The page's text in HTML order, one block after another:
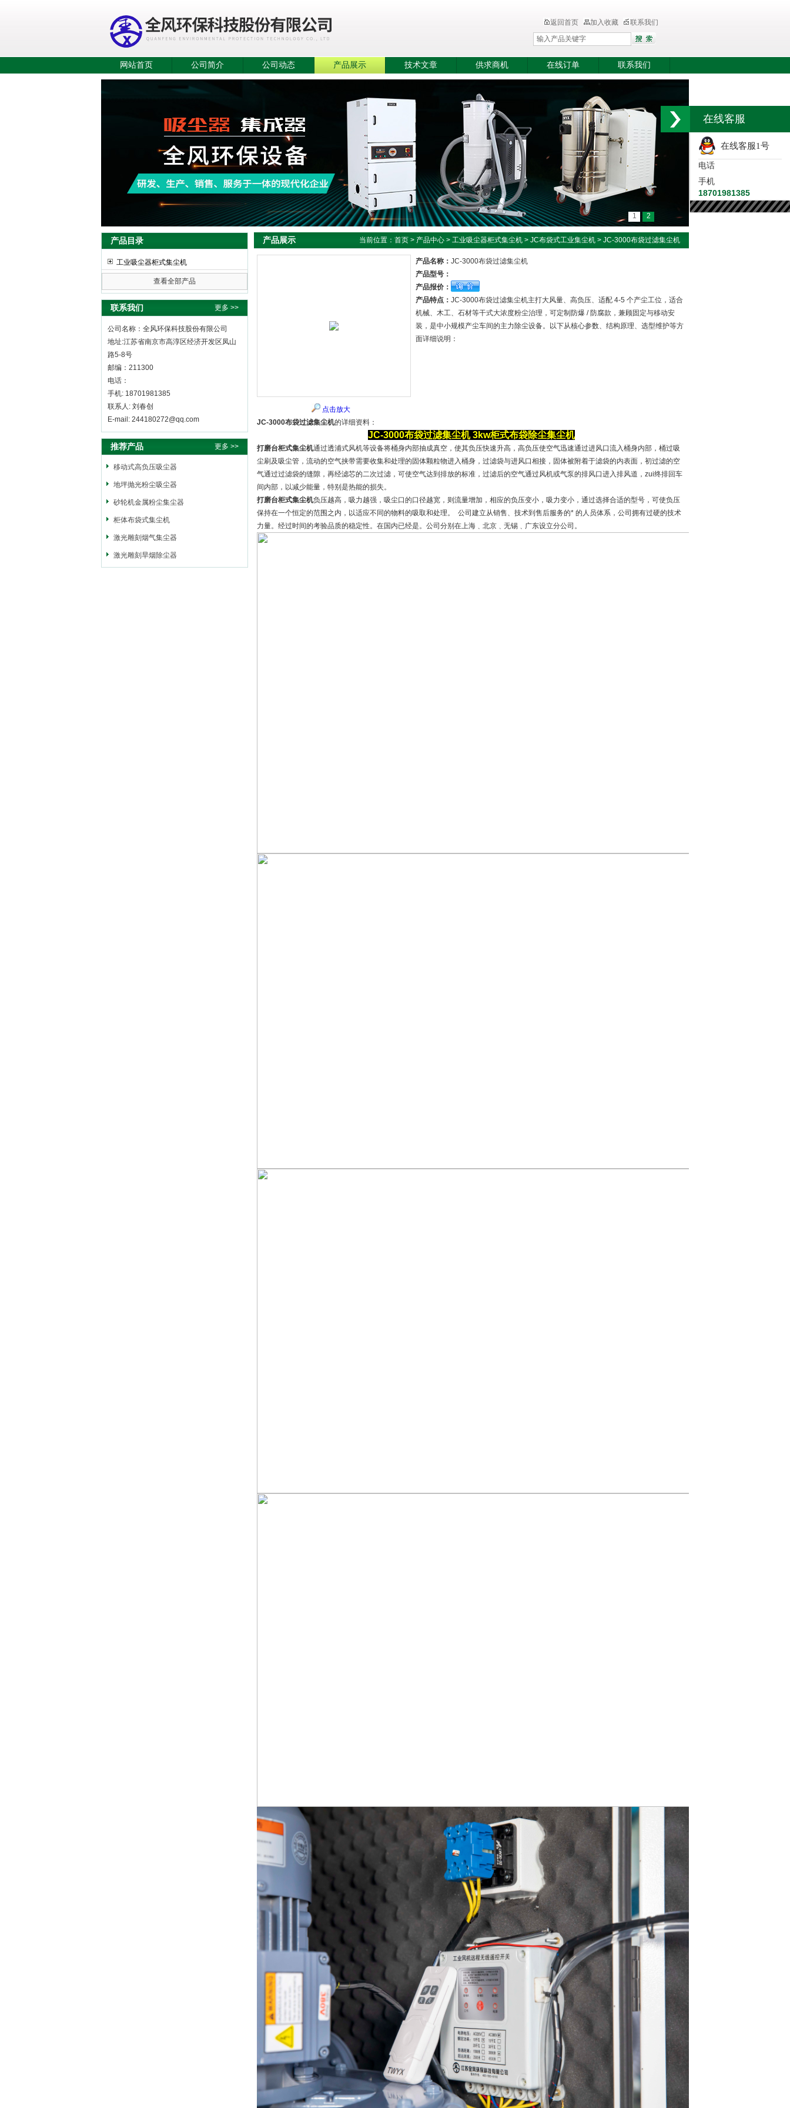
返回首页 加入收藏 联系我们
网站首页 公司简介 公司动态 产品展示 技术文章 供求商机 在线订单 联系我们
1 2
产品目录
工业吸尘器柜式集尘机
查看全部产品
联系我们 更多 >>
公司名称：全风环保科技股份有限公司
地址:江苏省南京市高淳区经济开发区凤山
路5-8号
邮编：211300
电话：
手机: 18701981385
联系人: 刘春创
E-mail: 244180272@qq.com
推荐产品 更多 >>
移动式高负压吸尘器
地坪抛光粉尘吸尘器
砂轮机金属粉尘集尘器
柜体布袋式集尘机
激光雕刻烟气集尘器
激光雕刻旱烟除尘器
产品展示 当前位置： 首页 > 产品中心 > 工业吸尘器柜式集尘机 > JC布袋式工业集尘机 > JC-3000布袋过滤集尘机
点击放大
产品名称： JC-3000布袋过滤集尘机
产品型号：
产品报价：
产品特点： JC-3000布袋过滤集尘机主打大风量、高负压、适配 4-5 个产尘工位，适合
机械、木工、石材等干式大浓度粉尘治理，可定制防爆 / 防腐款，兼顾固定与移动安
装，是中小规模产尘车间的主力除尘设备。以下从核心参数、结构原理、选型维护等方
面详细说明：
JC-3000布袋过滤集尘机的详细资料：
JC-3000布袋过滤集尘机3kw柜式布袋除尘集尘机
打磨台柜式集尘机通过透浦式风机等设备将桶身内部抽成真空，使其负压快速升高，高负压使空气迅速通过进风口流入桶身内部，桶过吸
尘刷及吸尘管，流动的空气挟带需要收集和处理的固体颗粒物进入桶身，过滤袋与进风口相接，固体被附着于滤袋的内表面，初过滤的空
气通过过滤袋的缝隙，再经滤芯的二次过滤，可使空气达到排放的标准，过滤后的空气通过风机或气泵的排风口进入排风道，zui终排回车
间内部，以减少能量，特别是热能的损失。
打磨台柜式集尘机负压越高，吸力越强，吸尘口的口径越宽，则流量增加，相应的负压变小，吸力变小，通过选择合适的型号，可使负压
保持在一个恒定的范围之内，以适应不同的物料的吸取和处理。 公司建立从销售、技术到售后服务的* 的人员体系，公司拥有过硬的技术
力量。经过时间的考验品质的稳定性。在国内已经是。公司分别在上海﹑北京﹑无锡﹑广东设立分公司。
在线客服
在线客服1号
电话
手机
18701981385